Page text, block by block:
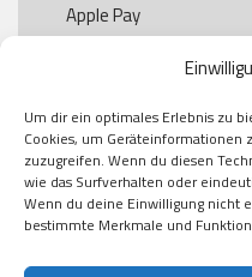
Um dir ein optimales Erlebnis zu
Cookies, um Geräteinformationen
zuzugreifen. Wenn du diesen
wie das Surfverhalten oder
Wenn du deine Einwilligung nicht
bestimmte Merkmale und
Apple Pay
Paypal
Kauf auf Rechung
Klarna
American Express